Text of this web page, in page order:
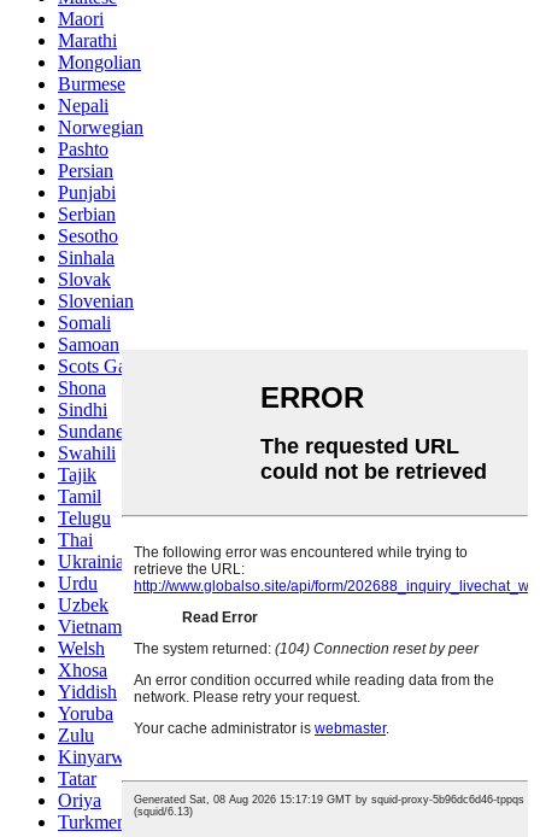
Maori
Marathi
Mongolian
Burmese
Nepali
Norwegian
Pashto
Persian
Punjabi
Serbian
Sesotho
Sinhala
Slovak
Slovenian
Somali
Samoan
Scots Gaelic
Shona
Sindhi
Sundanese
Swahili
Tajik
Tamil
Telugu
Thai
Ukrainian
Urdu
Uzbek
Vietnamese
Welsh
Xhosa
Yiddish
Yoruba
Zulu
Kinyarwanda
Tatar
Oriya
Turkmen